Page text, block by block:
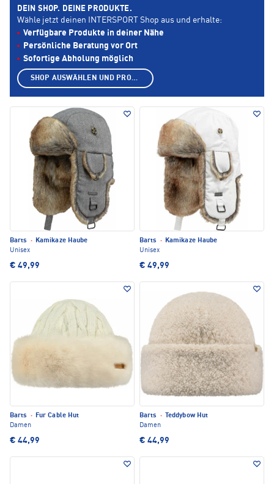
Barts · Kamikaze Haube
Unisex
€ 49,99
Barts · Kamikaze Haube
Unisex
€ 49,99
Barts · Fur Cable Hut
Damen
€ 44,99
Barts ·
Teddybow Hut
Damen
€ 44,99
DEIN SHOP. DEINE PRODUKTE.
Wähle jetzt deinen INTERSPORT Shop aus und erhalte:
Verfügbare Produkte in deiner Nähe
Persönliche Beratung vor Ort
Sofortige Abholung möglich
SHOP AUSWÄHLEN UND PRODUKTE ANZEIGEN